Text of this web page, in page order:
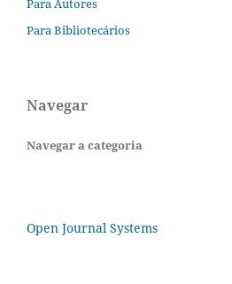
Para Autores
Para Bibliotecários
Navegar
Navegar a categoria
Open Journal Systems